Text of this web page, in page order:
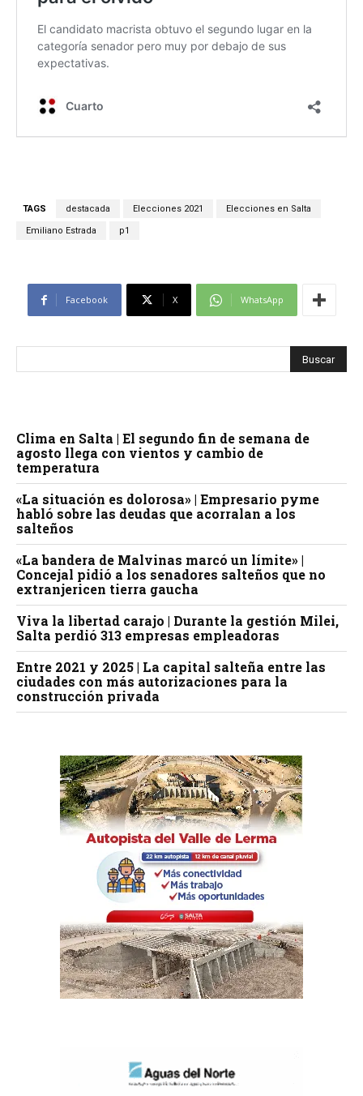
TAGS destacada Elecciones 2021 Elecciones en Salta
Emiliano Estrada p1
Facebook X WhatsApp
Clima en Salta | El segundo fin de semana de
agosto llega con vientos y cambio de
temperatura
«La situación es dolorosa» | Empresario pyme
habló sobre las deudas que acorralan a los
salteños
«La bandera de Malvinas marcó un límite» |
Concejal pidió a los senadores salteños que no
extranjericen tierra gaucha
Viva la libertad carajo | Durante la gestión Milei,
Salta perdió 313 empresas empleadoras
Entre 2021 y 2025 | La capital salteña entre las
ciudades con más autorizaciones para la
construcción privada